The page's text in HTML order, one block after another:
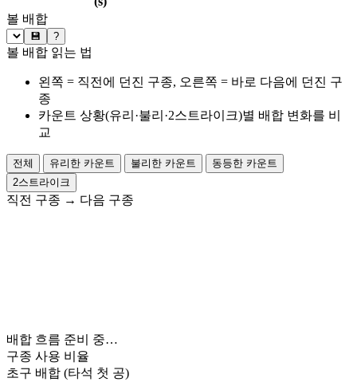
볼 배합
💾 ?
볼 배합 읽는 법
왼쪽 = 직전에 던진 구종, 오른쪽 = 바로 다음에 던진 구
종
카운트 상황(유리·불리·2스트라이크)별 배합 변화를 비
교
전체 유리한 카운트 불리한 카운트
동등한 카운트
2스트라이크
직전 구종 → 다음 구종
배합 흐름 준비 중…
구종 사용 비율
초구 배합 (타석 첫 공)